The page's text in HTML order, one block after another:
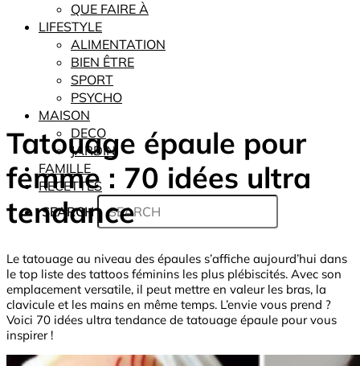
QUE FAIRE À
LIFESTYLE
ALIMENTATION
BIEN ÊTRE
SPORT
PSYCHO
MAISON
DECO
JARDIN
FAMILLE
RECETTES
SEARCH
Tatouage épaule pour
femme : 70 idées ultra
tendance
Le tatouage au niveau des épaules s’affiche aujourd’hui dans
le top liste des tattoos féminins les plus plébiscités. Avec son
emplacement versatile, il peut mettre en valeur les bras, la
clavicule et les mains en même temps. L’envie vous prend ?
Voici 70 idées ultra tendance de tatouage épaule pour vous
inspirer !